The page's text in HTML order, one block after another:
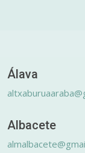
Álava
Albacete